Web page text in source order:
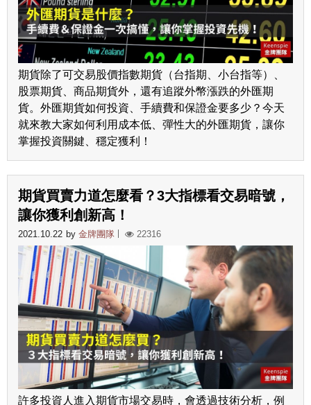
期貨除了可交易股價指數期貨（台指期、小台指等）、
股票期貨、商品期貨外，還有追蹤外幣漲跌的外匯期
貨。外匯期貨如何投資、手續費和保證金要多少？今天
就來教大家如何利用成本低、彈性大的外匯期貨，讓你
掌握投資關鍵、穩定獲利！
期貨買賣力道怎麼看？3大指標看交易暗號，
讓你獲利創新高！
2021.10.22 by 金牌團隊 22316
許多投資人進入期貨市場交易時，會透過技術分析，例